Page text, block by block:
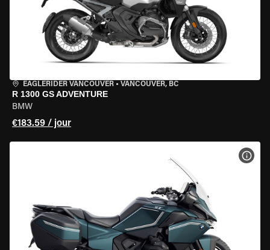
EAGLERIDER VANCOUVER • VANCOUVER, BC
R 1300 GS ADVENTURE
BMW
€183.59 / jour